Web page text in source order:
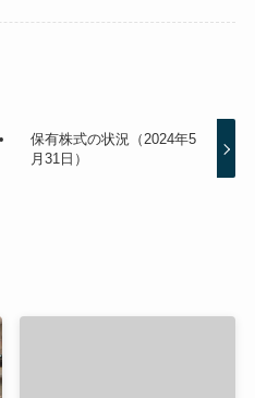
保有株式の状況（2024年5
月31日）